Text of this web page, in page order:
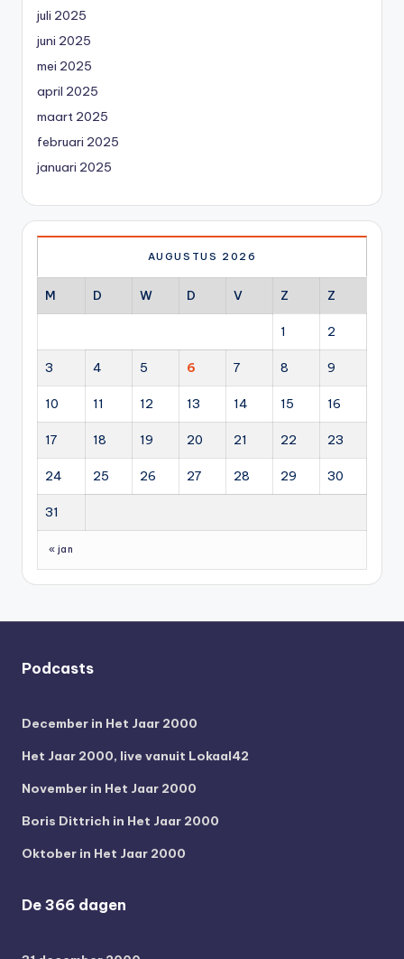
juli 2025
juni 2025
mei 2025
april 2025
maart 2025
februari 2025
januari 2025
AUGUSTUS 2026
M D W D V Z Z
1 2
3 4 5 6 7 8 9
10 11 12 13 14 15 16
17 18 19 20 21 22 23
24 25 26 27 28 29 30
31
« jan
Podcasts
December in Het Jaar 2000
Het Jaar 2000, live vanuit Lokaal42
November in Het Jaar 2000
Boris Dittrich in Het Jaar 2000
Oktober in Het Jaar 2000
De 366 dagen